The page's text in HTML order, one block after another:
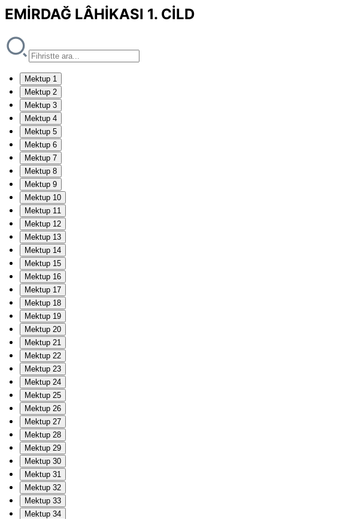
EMİRDAĞ LÂHİKASI 1. CİLD
Mektup 1
Mektup 2
Mektup 3
Mektup 4
Mektup 5
Mektup 6
Mektup 7
Mektup 8
Mektup 9
Mektup 10
Mektup 11
Mektup 12
Mektup 13
Mektup 14
Mektup 15
Mektup 16
Mektup 17
Mektup 18
Mektup 19
Mektup 20
Mektup 21
Mektup 22
Mektup 23
Mektup 24
Mektup 25
Mektup 26
Mektup 27
Mektup 28
Mektup 29
Mektup 30
Mektup 31
Mektup 32
Mektup 33
Mektup 34